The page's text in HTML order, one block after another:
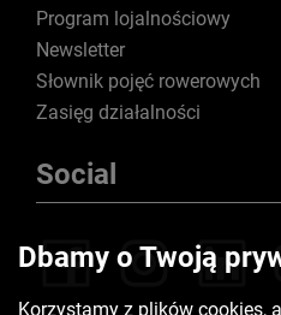
Program lojalnościowy
Newsletter
Słownik pojęć rowerowych
Zasięg działalności
Social
Dbamy o Twoją
Korzystamy z plików cookies,